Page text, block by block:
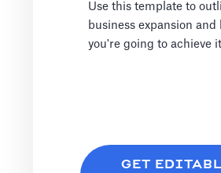
Use this template to
business expansion and
you're going to achieve
GET